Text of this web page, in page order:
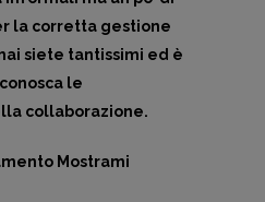
la corretta gestione
siete tantissimi ed è
le
collaborazione.
Mostrami